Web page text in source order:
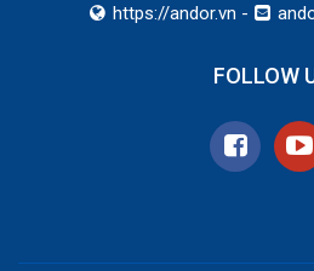
https://andor.vn -
FOLLOW